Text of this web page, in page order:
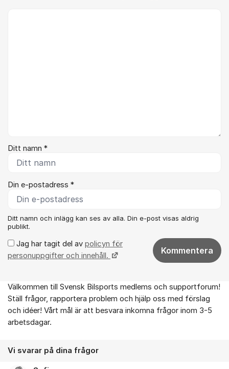
Ditt namn *
Din e-postadress *
Ditt namn och inlägg kan ses av alla. Din e-post visas aldrig
publikt.
Jag har tagit del av policyn för
personuppgifter och innehåll.
Kommentera
Om forumet
Välkommen till Svensk Bilsports medlems och supportforum!
Ställ frågor, rapportera problem och hjälp oss med förslag
och idéer! Vårt mål är att besvara inkomna frågor inom 3-5
arbetsdagar.
Vi svarar på dina frågor